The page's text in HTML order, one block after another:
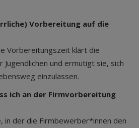
Vorbereitung auf die
Vorbereitungszeit klärt die
Jugendlichen und ermutigt sie, sich
einzulassen.
ich an der Firmvorbereitung
in der die Firmbewerber*innen den